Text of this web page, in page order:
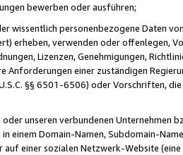
bewerben oder ausführen;
wissentlich personenbezogene Daten
erheben, verwenden oder offenlegen,
Lizenzen, Genehmigungen,
Anforderungen einer zuständigen
§§ 6501-6506) oder Vorschriften,
unseren verbundenen Unternehmen
einem Domain-Namen, Subdomain-
einer sozialen Netzwerk-Website